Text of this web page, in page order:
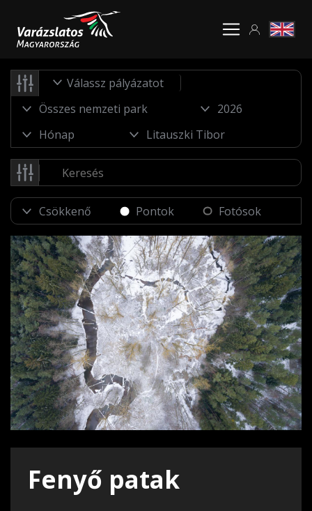
Válassz pályázatot
Pontok Fotósok
Fenyő patak